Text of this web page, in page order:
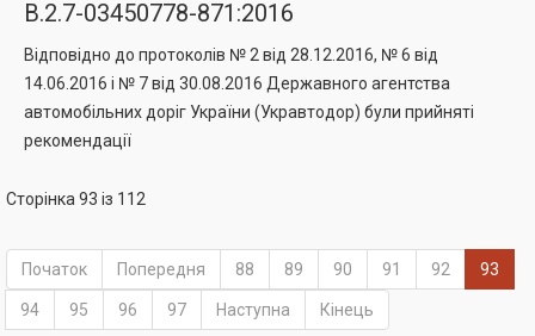
В.2.7-03450778-871:2016
Відповідно до протоколів № 2 від 28.12.2016, № 6 від
14.06.2016 і № 7 від 30.08.2016 Державного агентства
автомобільних доріг України (Укравтодор) були прийняті
рекомендації
Сторінка 93 із 112
Початок Попередня 88 89 90 91 92 93
94 95 96 97 Наступна Кінець